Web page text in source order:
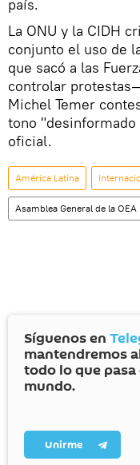
país.
La ONU y la CIDH
conjunto el uso de
que sacó a las
controlar
Michel Temer
tono
oficial.
América Latina
Asamblea General de la OEA
Síguenos en
mantendremos
todo lo que pasa
mundo.
Unirme